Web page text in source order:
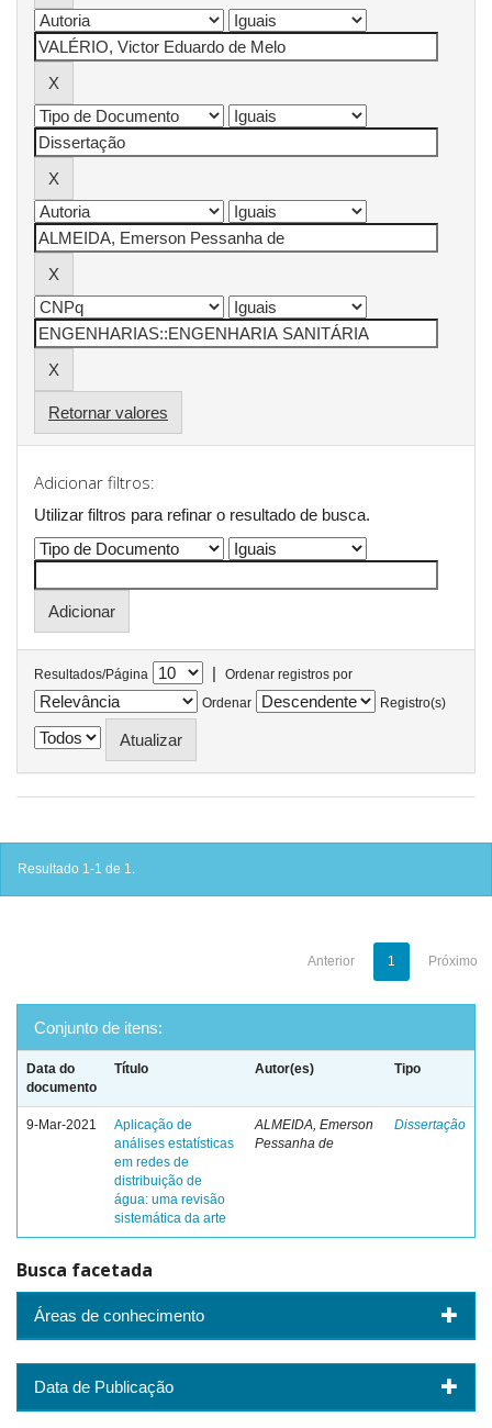
Retornar valores
Adicionar filtros:
Utilizar filtros para refinar o resultado de busca.
Resultados/Página |
Ordenar registros por
Ordenar
Registro(s)
Resultado 1-1 de 1.
Anterior 1 Próximo
Conjunto de itens:
Data do
documento
Título Autor(es) Tipo
9-Mar-2021
Aplicação de
análises estatísticas
em redes de
distribuição de
água: uma revisão
sistemática da arte
ALMEIDA, Emerson
Pessanha de
Dissertação
Busca facetada
Áreas de conhecimento
Data de Publicação